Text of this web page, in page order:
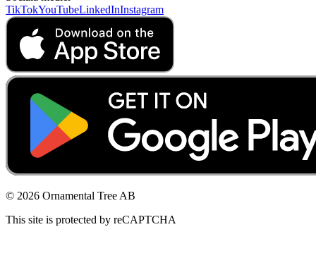
TikTokYouTubeLinkedInInstagram
© 2026 Ornamental Tree AB
This site is protected by reCAPTCHA